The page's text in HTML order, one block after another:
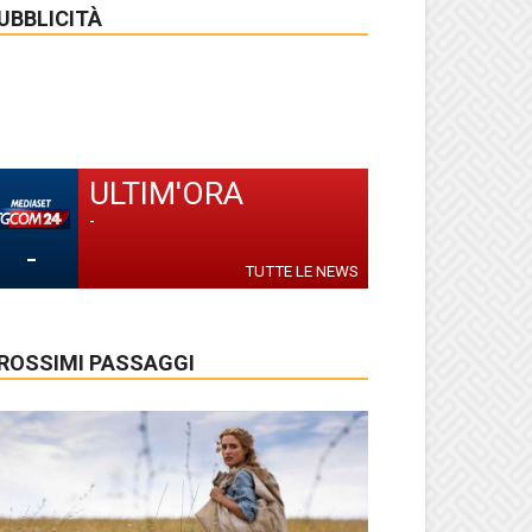
-
ULTIM'ORA
-
TUTTE LE NEWS
PASSAGGI